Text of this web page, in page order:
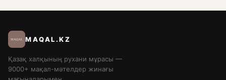
MAQAL.KZ
Қазақ халқының рухани мұрасы —
9000+ мақал-мәтелдер жинағы